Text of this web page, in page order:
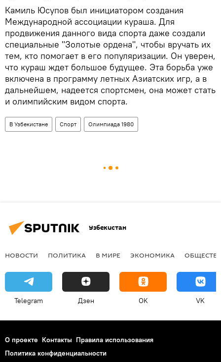
Камиль Юсупов был инициатором создания
Международной ассоциации кураша. Для
продвижения данного вида спорта даже создали
специальные "Золотые ордена", чтобы вручать их
тем, кто помогает в его популяризации. Он уверен,
что кураш ждет большое будущее. Эта борьба уже
включена в программу летных Азиатских игр, а в
дальнейшем, надеется спортсмен, она может стать
и олимпийским видом спорта.
В Узбекистане Спорт Олимпиада 1980
Узбекистан
НОВОСТИ ПОЛИТИКА В МИРЕ ЭКОНОМИКА
Telegram Дзен OK VK
О проекте Контакты Правила использования
Политика конфиденциальности